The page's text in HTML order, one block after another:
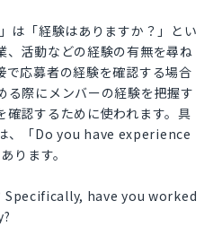
は「経験はありますか？」とい
、活動などの経験の有無を尋ね
で応募者の経験を確認する場合
る際にメンバーの経験を把握す
確認するために使われます。具
、「Do you have experience
ります。
have you worked